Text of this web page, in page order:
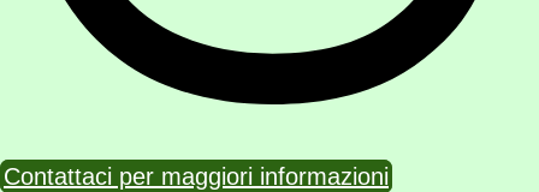
Contattaci per maggiori informazioni